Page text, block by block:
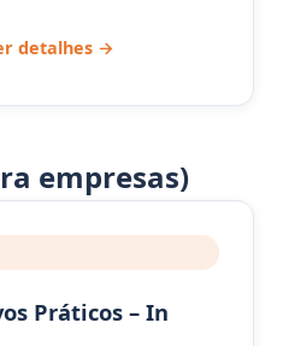
detalhes →
empresas)
Práticos – In